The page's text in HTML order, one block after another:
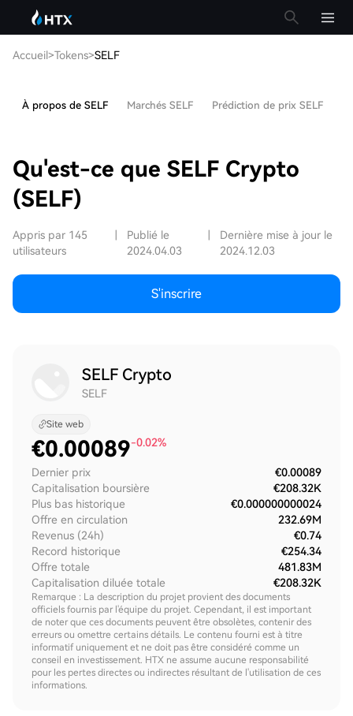
Accueil>Tokens>SELF
À propos de SELF Marchés SELF Prédiction de prix SELF
Qu'est-ce que SELF Crypto
(SELF)
Appris par 145
utilisateurs
Publié le
2024.04.03
Dernière mise à jour le
2024.12.03
S'inscrire
SELF Crypto
SELF
Site web
€0.00089-0.02%
Dernier prix
€0.00089
Capitalisation boursière
€208.32K
Plus bas historique
€0.000000000024
Offre en circulation
232.69M
Revenus (24h)
€0.74
Record historique
€254.34
Offre totale
481.83M
Capitalisation diluée totale
€208.32K
Remarque : La description du projet provient des documents
officiels fournis par l'équipe du projet. Cependant, il est important
de noter que ces documents peuvent être obsolètes, contenir des
erreurs ou omettre certains détails. Le contenu fourni est à titre
informatif uniquement et ne doit pas être considéré comme un
conseil en investissement. HTX ne assume aucune responsabilité
pour les pertes directes ou indirectes résultant de l'utilisation de ces
informations.